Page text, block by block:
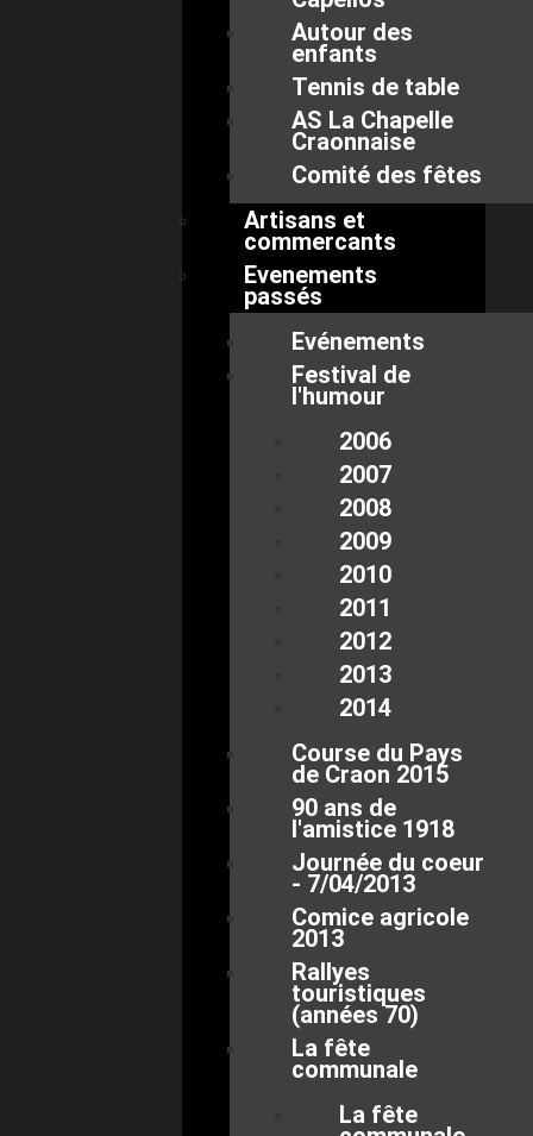
Autour des
enfants
Tennis de table
AS La Chapelle
Craonnaise
Comité des fêtes
Artisans et
commercants
Evenements
passés
Evénements
Festival de
l'humour
2006
2007
2008
2009
2010
2011
2012
2013
2014
Course du Pays
de Craon 2015
90 ans de
l'amistice 1918
Journée du coeur
- 7/04/2013
Comice agricole
2013
Rallyes
touristiques
(années 70)
La fête
communale
La fête